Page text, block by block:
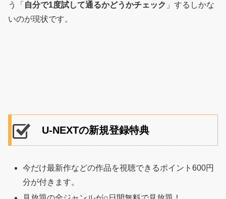
う「 自分で1度試して通るかどうかチェック 」するしかな
いのが現状です。
U-NEXTの新規登録特典
今だけ最新作などの作品を視聴できるポイント600円
分が付きます。